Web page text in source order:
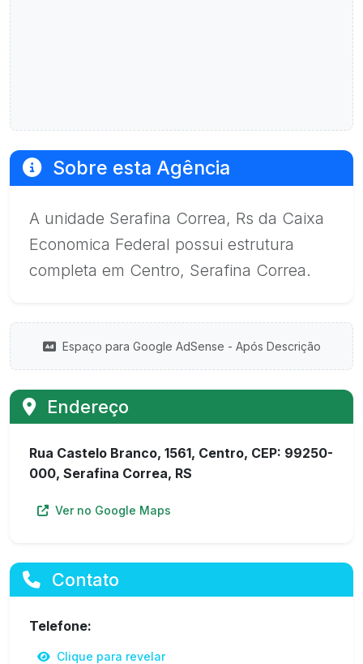
Sobre esta Agência
A unidade Serafina Correa, Rs da Caixa
Economica Federal possui estrutura
completa em Centro, Serafina Correa.
Espaço para Google AdSense - Após Descrição
Endereço
Rua Castelo Branco, 1561, Centro, CEP: 99250-
000, Serafina Correa, RS
Ver no Google Maps
Contato
Telefone:
Clique para revelar